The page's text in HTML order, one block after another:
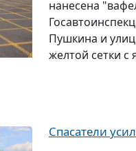
нанесена
Пушкина и
желтой сетки с
Спасатели